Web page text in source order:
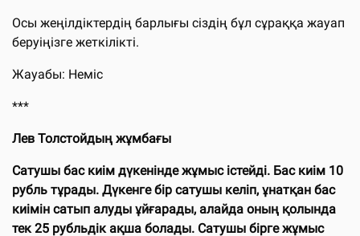
Осы жеңілдіктердің барлығы сіздің бұл сұраққа жауап
беруіңізге жеткілікті.
Жауабы: Неміс
***
Лев Толстойдың жұмбағы
Сатушы бас киім дүкенінде жұмыс істейді. Бас киім 10
рубль тұрады. Дүкенге бір сатушы келіп, ұнатқан бас
киімін сатып алуды ұйғарады, алайда оның қолында
тек 25 рубльдік ақша болады. Сатушы бірге жұмыс